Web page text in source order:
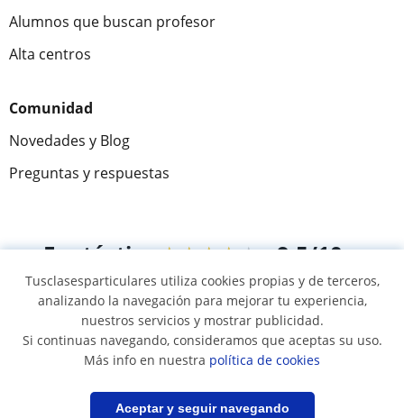
Guardar búsqueda
Alumnos que buscan profesor
Alta centros
Comunidad
Novedades y Blog
Preguntas y respuestas
Fantástica★★★★★ 9,5/10
305883 opiniones de alumnos
© 2007 - 2026 Tus clases particulares
Mapa web:Profesores particulares
Tusclasesparticulares utiliza cookies propias y de terceros,
analizando la navegación para mejorar tu experiencia,
nuestros servicios y mostrar publicidad.
Si continuas navegando, consideramos que aceptas su uso.
Más info en nuestra política de cookies
Aceptar y seguir navegando